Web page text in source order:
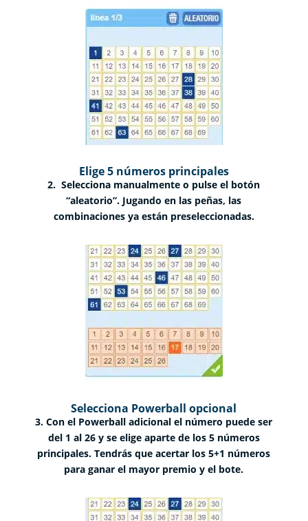
Elige 5 números principales
2. Selecciona manualmente o pulse el botón
“aleatorio”. Jugando en las peñas, las
combinaciones ya están preseleccionadas.
Selecciona Powerball opcional
3. Con el Powerball adicional el número puede ser
del 1 al 26 y se elige aparte de los 5 números
principales. Tendrás que acertar los 5+1 números
para ganar el mayor premio y el bote.